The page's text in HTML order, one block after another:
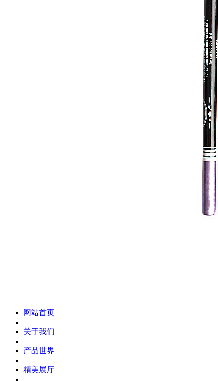
网站首页
关于我们
产品世界
精美展厅